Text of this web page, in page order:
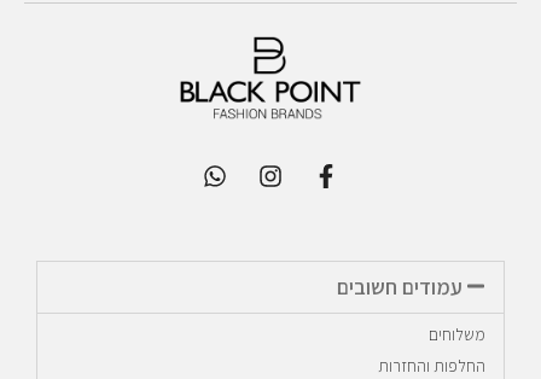
עמודים חשובים
משלוחים
החלפות והחזרות